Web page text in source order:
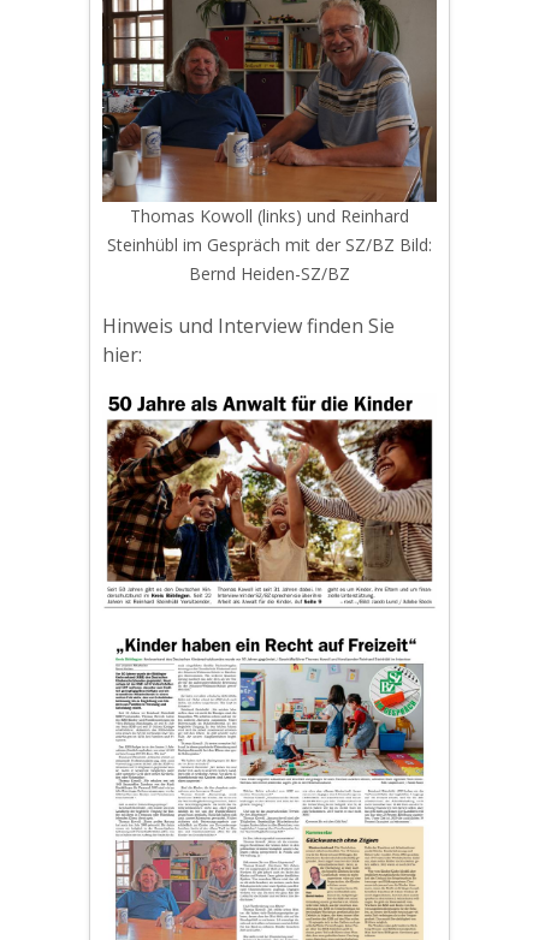
Thomas Kowoll (links) und Reinhard
Steinhübl im Gespräch mit der SZ/BZ Bild:
Bernd Heiden-SZ/BZ
Hinweis und Interview finden Sie
hier: